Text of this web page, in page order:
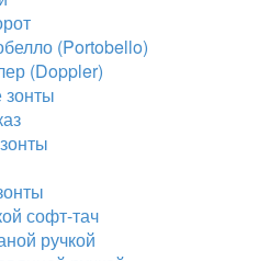
(Portobello)
(Doppler)
софт-тач
ручкой